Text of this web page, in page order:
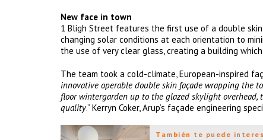
New face in town
1 Bligh Street features the first use of a double
changing solar conditions at each orientation to
the use of very clear glass, creating a building
The team took a cold-climate, European-inspired
innovative operable double skin façade wrapping the
floor wintergarden up to the glazed skylight
quality.” Kerryn Coker, Arup’s façade engineering
También te puede